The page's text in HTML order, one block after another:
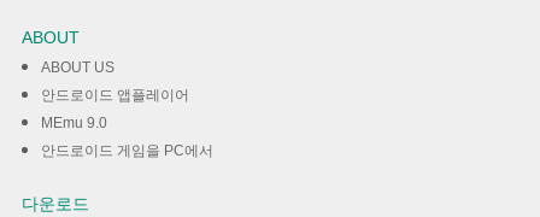
ABOUT
ABOUT US
안드로이드 앱플레이어
MEmu 9.0
안드로이드 게임을 PC에서
다운로드